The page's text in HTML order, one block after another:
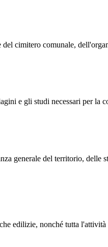
cimitero comunale,
e gli studi necessari per la
generale del territorio, delle
edilizie, nonché tutta